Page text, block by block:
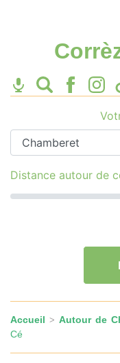
Distance autour de
Accueil >Autour de
Cé